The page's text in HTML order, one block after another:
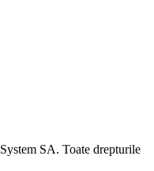
SA. Toate drepturile